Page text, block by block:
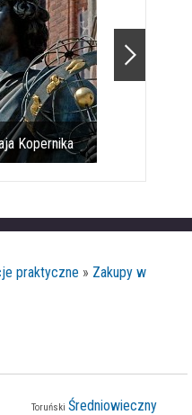
Toruński gotyk na
praktyczne » Zakupy w
Toruński Średniowieczny